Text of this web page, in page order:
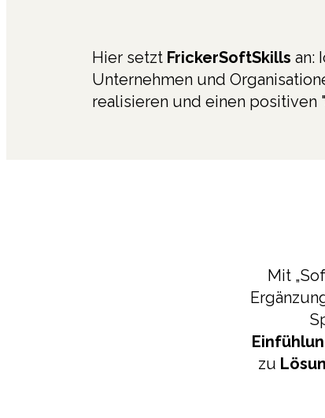
Hier setzt FrickerSoftSkills an:
Unternehmen und
realisieren und einen positiven
Mit
zu